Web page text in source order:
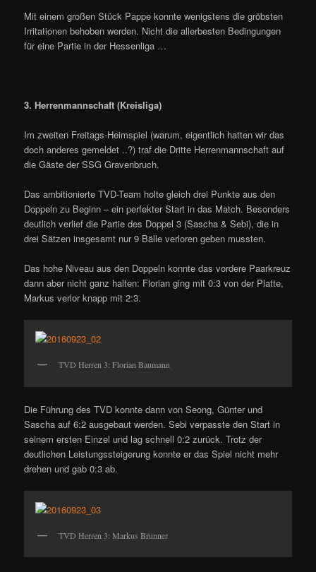
Mit einem großen Stück Pappe konnte wenigstens die gröbsten
Irritationen behoben werden. Nicht die allerbesten Bedingungen
für eine Partie in der Hessenliga …
3. Herrenmannschaft (Kreisliga)
Im zweiten Freitags-Heimspiel (warum, eigentlich hatten wir das
doch anderes gemeldet ..?) traf die Dritte Herrenmannschaft auf
die Gäste der SSG Gravenbruch.
Das ambitionierte TVD-Team holte gleich drei Punkte aus den
Doppeln zu Beginn – ein perfekter Start in das Match. Besonders
deutlich verlief die Partie des Doppel 3 (Sascha & Sebi), die in
drei Sätzen insgesamt nur 9 Bälle verloren geben mussten.
Das hohe Niveau aus den Doppeln konnte das vordere Paarkreuz
dann aber nicht ganz halten: Florian ging mit 0:3 von der Platte,
Markus verlor knapp mit 2:3.
TVD Herren 3: Florian Baumann
Die Führung des TVD konnte dann von Seong, Günter und
Sascha auf 6:2 ausgebaut werden. Sebi verpasste den Start in
seinem ersten Einzel und lag schnell 0:2 zurück. Trotz der
deutlichen Leistungssteigerung konnte er das Spiel nicht mehr
drehen und gab 0:3 ab.
TVD Herren 3: Markus Brunner